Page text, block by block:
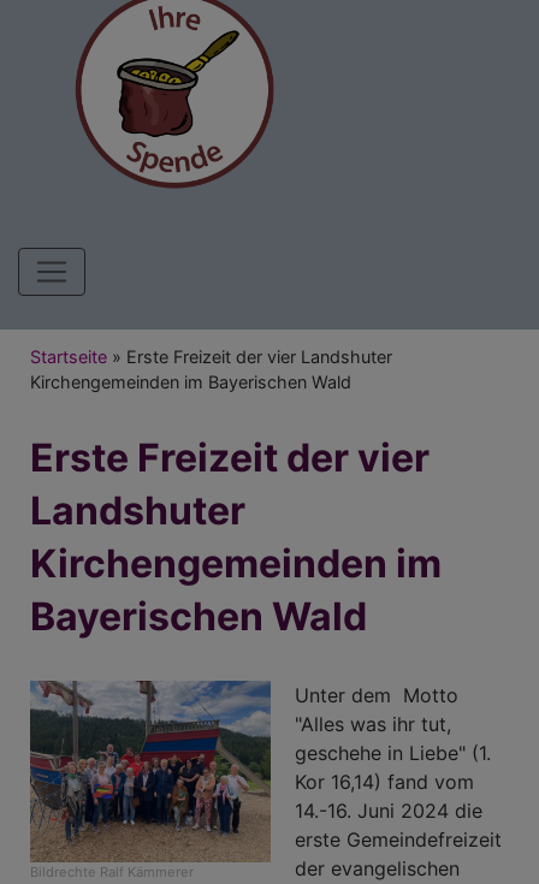
Hauptnavigation
Breadcrumb
Startseite
Erste Freizeit der vier Landshuter
Kirchengemeinden im Bayerischen Wald
Erste Freizeit der vier
Landshuter
Kirchengemeinden im
Bayerischen Wald
Bildrechte Ralf Kämmerer
Unter dem Motto
"Alles was ihr tut,
geschehe in Liebe" (1.
Kor 16,14) fand vom
14.-16. Juni 2024 die
erste Gemeindefreizeit
der evangelischen